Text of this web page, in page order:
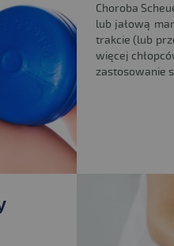
Choroba
lub jałową
trakcie (lub
więcej
zastosowanie